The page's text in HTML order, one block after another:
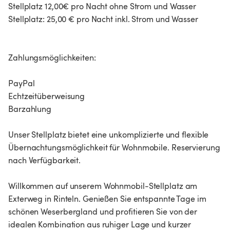
Stellplatz 12,00€ pro Nacht ohne Strom und Wasser
Stellplatz: 25,00 € pro Nacht inkl. Strom und Wasser
Zahlungsmöglichkeiten:
PayPal
Echtzeitüberweisung
Barzahlung
Unser Stellplatz bietet eine unkomplizierte und flexible
Übernachtungsmöglichkeit für Wohnmobile. Reservierung
nach Verfügbarkeit.
Willkommen auf unserem Wohnmobil-Stellplatz am
Exterweg in Rinteln. Genießen Sie entspannte Tage im
schönen Weserbergland und profitieren Sie von der
idealen Kombination aus ruhiger Lage und kurzer